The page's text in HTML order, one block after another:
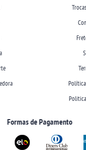
Formas de Pagamento